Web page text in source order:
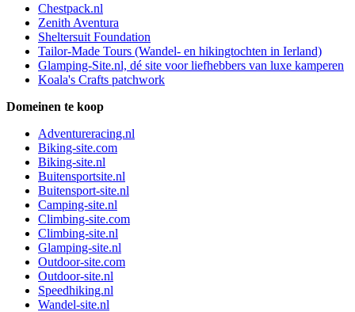
Chestpack.nl
Zenith Aventura
Sheltersuit Foundation
Tailor-Made Tours (Wandel- en hikingtochten in Ierland)
Glamping-Site.nl, dé site voor liefhebbers van luxe kamperen
Koala's Crafts patchwork
Domeinen te koop
Adventureracing.nl
Biking-site.com
Biking-site.nl
Buitensportsite.nl
Buitensport-site.nl
Camping-site.nl
Climbing-site.com
Climbing-site.nl
Glamping-site.nl
Outdoor-site.com
Outdoor-site.nl
Speedhiking.nl
Wandel-site.nl